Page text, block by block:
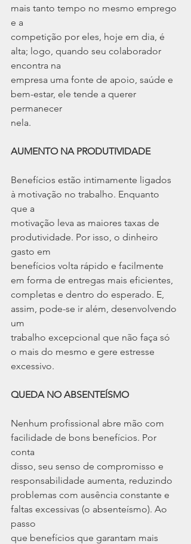
mais tanto tempo no mesmo emprego
e a
competição por eles, hoje em dia, é
alta; logo, quando seu colaborador
encontra na
empresa uma fonte de apoio, saúde e
bem-estar, ele tende a querer
permanecer
nela.
AUMENTO NA PRODUTIVIDADE
Benefícios estão intimamente ligados
à motivação no trabalho. Enquanto
que a
motivação leva as maiores taxas de
produtividade. Por isso, o dinheiro
gasto em
benefícios volta rápido e facilmente
em forma de entregas mais eficientes,
completas e dentro do esperado. E,
assim, pode-se ir além, desenvolvendo
um
trabalho excepcional que não faça só
o mais do mesmo e gere estresse
excessivo.
QUEDA NO ABSENTEÍSMO
Nenhum profissional abre mão com
facilidade de bons benefícios. Por
conta
disso, seu senso de compromisso e
responsabilidade aumenta, reduzindo
problemas com ausência constante e
faltas excessivas (o absenteísmo). Ao
passo
que benefícios que garantam mais